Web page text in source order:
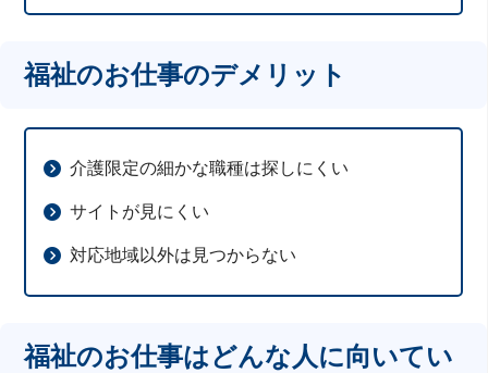
福祉のお仕事のデメリット
介護限定の細かな職種は探しにくい
サイトが見にくい
対応地域以外は見つからない
福祉のお仕事はどんな人に向いてい